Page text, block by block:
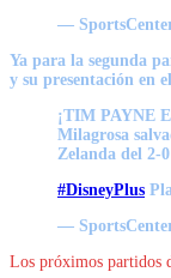
—
Ya para la segunda
y su presentación en
¡TIM PAYNE
Milagrosa
Zelanda del 2-
#DisneyPlus
—
Los próximos partidos